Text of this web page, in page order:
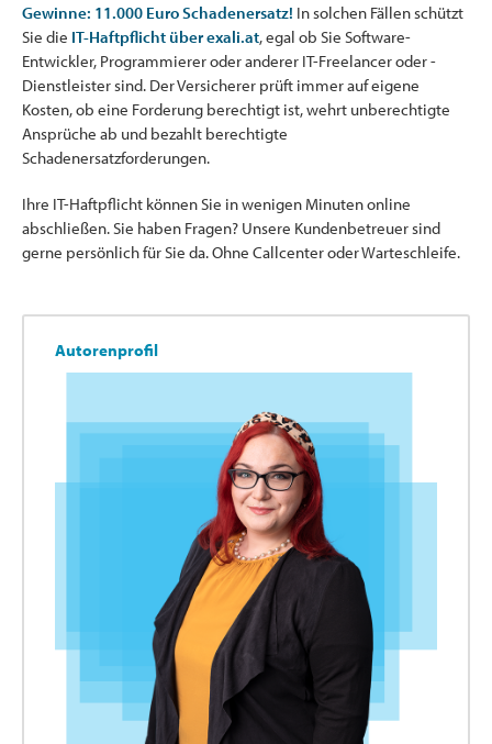
Gewinne: 11.000 Euro Schadenersatz! In solchen Fällen schützt
Sie die IT-Haftpflicht über exali.at, egal ob Sie Software-
Entwickler, Programmierer oder anderer IT-Freelancer oder -
Dienstleister sind. Der Versicherer prüft immer auf eigene
Kosten, ob eine Forderung berechtigt ist, wehrt unberechtigte
Ansprüche ab und bezahlt berechtigte
Schadenersatzforderungen.
Ihre IT-Haftpflicht können Sie in wenigen Minuten online
abschließen. Sie haben Fragen? Unsere Kundenbetreuer sind
gerne persönlich für Sie da. Ohne Callcenter oder Warteschleife.
Autorenprofil